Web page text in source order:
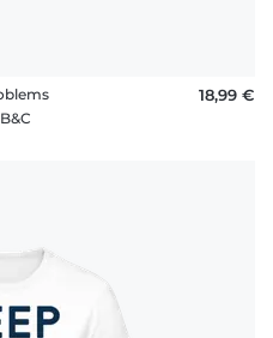
18,99 €